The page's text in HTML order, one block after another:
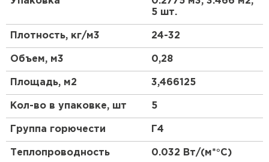
Предназначен для использования в
является универсальным материалом для
(полы, эксплуатируемые кровли, фундаменты,
цоколи), в том числе в конструкциях,
подвергаемых относительно высоким нагрузкам.
Преимущества
5 шт.
Плотность, кг/м3 24-32
Объем, м3 0,28
Площадь, м2 3,466125
Кол-во в упаковке, шт 5
Группа горючести Г4
Теплопроводность 0.032 Вт/(м*°C)
Утеплитель Теплекс
Утеплитель Изомин
ПЕРЕЙТИ